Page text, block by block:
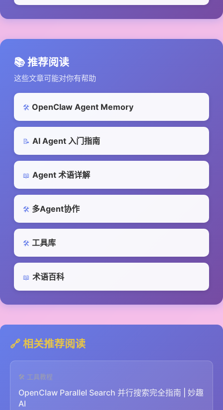
📚 推荐阅读
这些文章可能对你有帮助
🛠️ OpenClaw Agent Memory
📝 AI Agent 入门指南
📖 Agent 术语详解
🛠️ 多Agent协作
🛠️ 工具库
📖 术语百科
🔗 相关推荐阅读
🛠️ 工具教程
OpenClaw Parallel Search 并行搜索完全指南 | 妙趣
AI